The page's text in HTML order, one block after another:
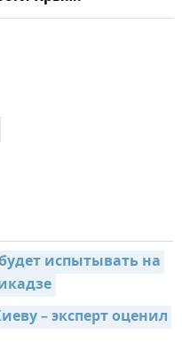
испытывать на
– эксперт оценил